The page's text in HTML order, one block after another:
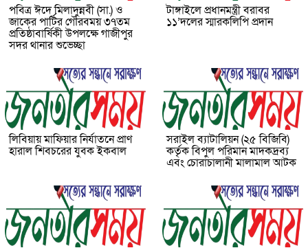
পবিত্র ঈদে মিলাদুন্নবী (সা.) ও
জাকের পার্টির গৌরবময় ৩৭তম
প্রতিষ্ঠাবার্ষিকী উপলক্ষে গাজীপুর
সদর থানার শুভেচ্ছা
টাঙ্গাইলে প্রধানমন্ত্রী বরাবর
১১’দলের স্মারকলিপি প্রদান
লিবিয়ায় মাফিয়ার নির্যাতনে প্রাণ
হারাল শিবচরের যুবক ইকবাল
সরাইল ব্যাটালিয়ন (২৫ বিজিবি)
কর্তৃক বিপুল পরিমান মাদকদ্রব্য
এবং চোরাচালানী মালামাল আটক